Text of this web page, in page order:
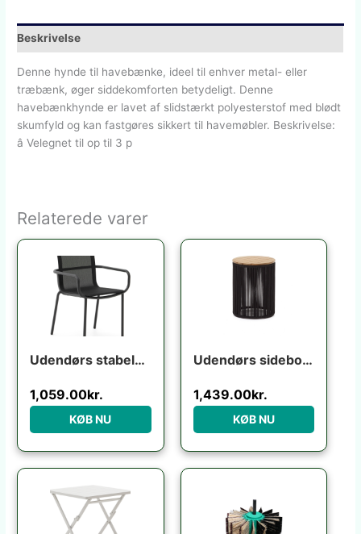
Beskrivelse
Denne hynde til havebænke, ideel til enhver metal- eller
træbænk, øger siddekomforten betydeligt. Denne
havebænkhynde er lavet af slidstærkt polyesterstof med blødt
skumfyld og kan fastgøres sikkert til havemøbler. Beskrivelse:
â Velegnet til op til 3 p
Relaterede varer
Udendørs stabelbar spisebordsstol med armlæn Kave Home Galdana grafit aluminium texteline
1,059.00kr.
KØB NU
Udendørs sidebord Kave Home Dandara i massivt akacietræ og sort lakeret stål Ø40 H52 cm
1,439.00kr.
KØB NU